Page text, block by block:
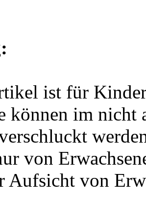
ist für
können im nicht
von
Aufsicht von